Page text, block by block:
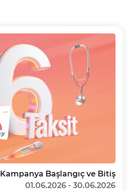
Kampanya Başlangıç ve Bitiş
01.06.2026 - 30.06.2026